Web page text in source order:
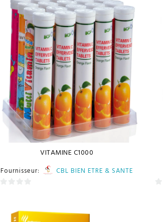
VITAMINE C1000
Fournisseur:
CBL BIEN ETRE & SANTE